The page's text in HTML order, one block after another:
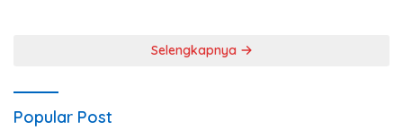
Selengkapnya
Popular Post